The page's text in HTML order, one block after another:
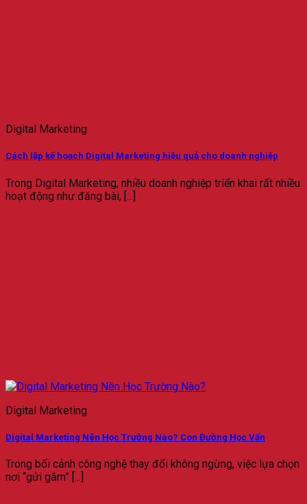
Digital Marketing
Cách lập kế hoạch Digital Marketing hiệu quả cho doanh nghiệp
Trong Digital Marketing, nhiều doanh nghiệp triển khai rất nhiều
hoạt động như đăng bài, [...]
Digital Marketing
Digital Marketing Nên Học Trường Nào? Con Đường Học Vấn
Trong bối cảnh công nghệ thay đổi không ngừng, việc lựa chọn
nơi “gửi gắm” [...]